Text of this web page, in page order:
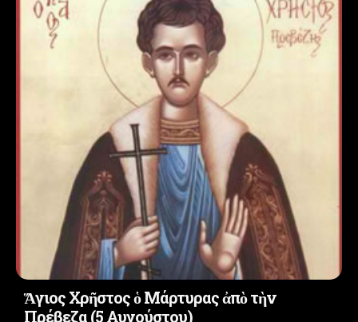
Ἅγιος Χρῆστος ὁ Μάρτυρας ἀπὸ τὴν
Πρέβεζα (5 Αυγούστου)